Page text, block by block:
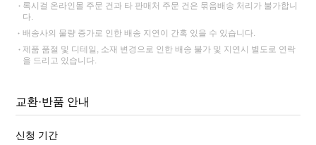
록시걸 온라인몰 주문 건과 타 판매처 주문 건은 묶음배송 처리가 불가합니
다.
배송사의 물량 증가로 인한 배송 지연이 간혹 있을 수 있습니다.
제품 품절 및 디테일, 소재 변경으로 인한 배송 불가 및 지연시 별도로 연락
을 드리고 있습니다.
교환·반품 안내
신청 기간